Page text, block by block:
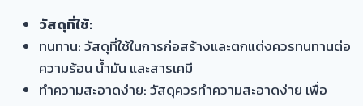
วัสดุที่ใช้:
ทนทาน: วัสดุที่ใช้ในการก่อสร้างและตกแต่งควรทนทานต่อ
ความร้อน น้ำมัน และสารเคมี
ทำความสะอาดง่าย: วัสดุควรทำความสะอาดง่าย เพื่อ